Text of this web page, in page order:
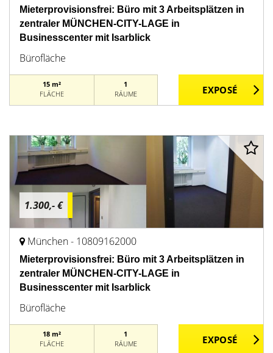
Mieterprovisionsfrei: Büro mit 3 Arbeitsplätzen in
zentraler MÜNCHEN-CITY-LAGE in
Businesscenter mit Isarblick
Bürofläche
15 m²
FLÄCHE
1
RÄUME
1.300,- €
München - 10809162000
Mieterprovisionsfrei: Büro mit 3 Arbeitsplätzen in
zentraler MÜNCHEN-CITY-LAGE in
Businesscenter mit Isarblick
Bürofläche
18 m²
FLÄCHE
1
RÄUME